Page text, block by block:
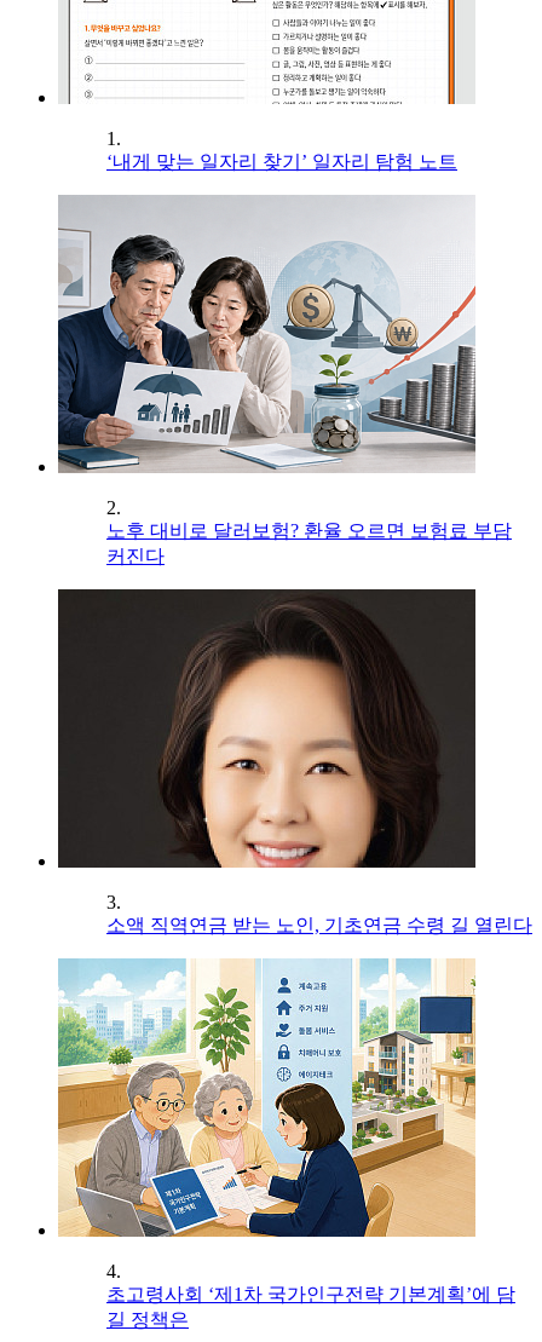
1.
‘내게 맞는 일자리 찾기’ 일자리 탐험 노트
2.
노후 대비로 달러보험? 환율 오르면 보험료 부담
커진다
3.
소액 직역연금 받는 노인, 기초연금 수령 길 열린다
4.
초고령사회 ‘제1차 국가인구전략 기본계획’에 담
길 정책은